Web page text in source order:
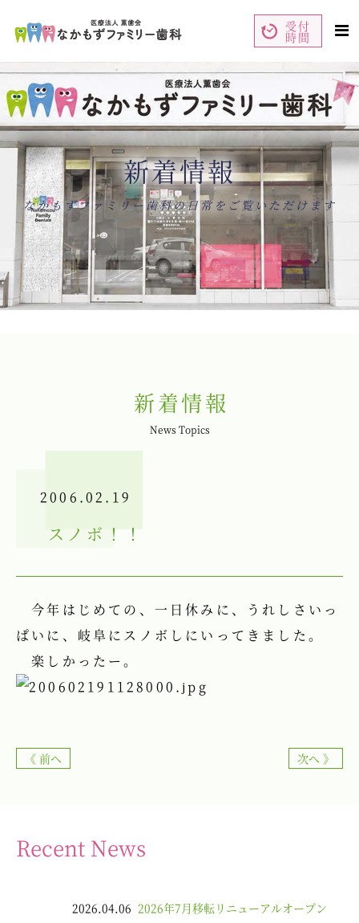
ペ
ー
先
頭
で
コ
ン
テ
ン
受付
時間
コ
ン
ツ
エ
リ
で
す
新着情報
なかもずファミリー歯科の日常をご覧いただけます
新着情報
News Topics
2006.02.19
スノボ！！
今年はじめての、一日休みに、うれしさいっ
ぱいに、岐阜にスノボしにいってきました。
楽しかったー。
《 前へ 次へ 》
Recent News
2026.04.06 2026年7月移転リニューアルオープン